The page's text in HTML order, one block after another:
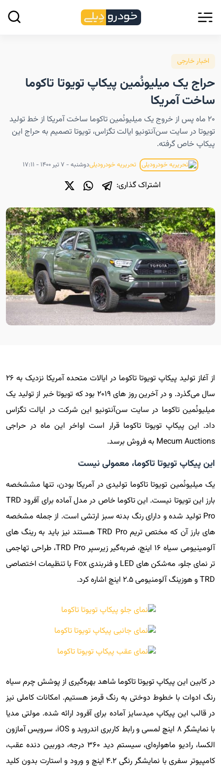
اخبار خارجی
حراج یک میلیونُمین پیکاپ تویوتا تاکوما
ساخت آمریکا
۲۰ ماه پس از خروج یک میلیونُمین تاکوما ساخت آمریکا از خط تولید
تویوتا در سایت سن‌آنتونیو ایالت تگزاس، تویوتا تصمیم به حراج این
پیکاپ خاص گرفته.
تحریریه خودرودیلیدوشنبه - ۷ تیر ۱۴۰۰ - ۱۷:۱۱
اشتراک گذاری:
از آغاز تولید پیکاپ تویوتا تاکوما در ایالات متحده آمریکا نزدیک به ۲۶
سال می‌گذرد. و در آخرین روز های ۲۰۱۹ بود که تویوتا خبر از تولید یک
میلیونُمین تاکوما در سایت سن‌آنتونیو این شرکت در ایالت تگزاس
داد. این پیکاپ تویوتا تاکوما قرار است اواخر این ماه در حراجی
Mecum Auctions به فروش برسد.
این پیکاپ تویوتا تاکوما، معمولی نیست
یک میلیونُمین تویوتا تاکوما تولیدی در آمریکا بودن، تنها مششخصه
بارز این تویوتا نیست. این تاکوما خاص در مدل آماده برای آفرود TRD
Pro تولید شده و دارای رنگ بدنه سبز ارتشی است. از جمله مشخصه
های بارز آن که مختص تریم TRD Pro هستند نیز باید به رینگ های
آلومینیومی سیاه ۱۶ اینچ، ضربه‌گیر زیرسپر TRD Pro، طراحی تهاجمی
تر نمای جلو، مه‌شکن های LED و فنربندی Fox با تنظیمات اختصاصی
TRD و هوزینگ آلومنیومی ۲.۵ اینچ اشاره کرد.
در کابین این پیکاپ تویوتا تاکوما شاهد بهره‌گیری از پوشش چرم سیاه
رنگ ادوات با خطوط دوختی به رنگ قرمز هستیم. امکانات کاملی نیز
در قالب این پیکاپ میدسایز آماده برای آفرود ارائه شده. مولتی مدیا
با نمایشگر ۸ اینچ لمسی و رابط کاربری اندروید و iOS، سرویس آمازون
الکسا، رادیو ماهواره‌ای، سیستم دید ۳۶۰ درجه، دوربین دنده عقب،
کامپیوتر سفری با نمایشگر رنگی ۴.۲ اینچ و ورود و استارت بدون کلید